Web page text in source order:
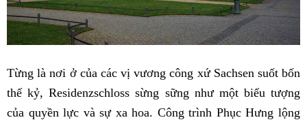
Từng là nơi ở của các vị vương công xứ Sachsen suốt bốn
thế kỷ, Residenzschloss sừng sững như một biểu tượng
của quyền lực và sự xa hoa. Công trình Phục Hưng lộng